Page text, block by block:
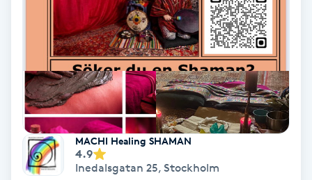
Skinbooster
Sklerosering
Skoinlägg
Skägg
Skäggfärgning
MACHI Healing SHAMAN
4.9
Inedalsgatan 25, Stockholm